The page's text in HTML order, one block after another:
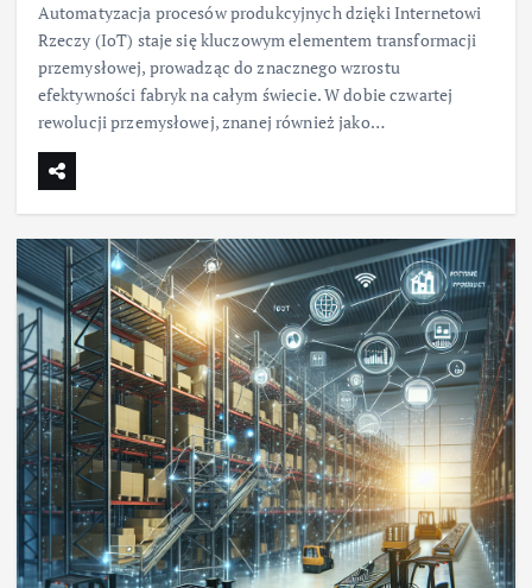
Automatyzacja procesów produkcyjnych dzięki Internetowi
Rzeczy (IoT) staje się kluczowym elementem transformacji
przemysłowej, prowadząc do znacznego wzrostu
efektywności fabryk na całym świecie. W dobie czwartej
rewolucji przemysłowej, znanej również jako…